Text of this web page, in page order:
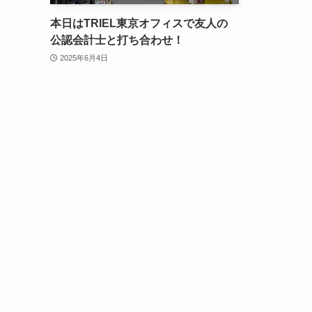
本日はTRIEL東京オフィスで友人の
公認会計士と打ち合わせ！
2025年6月4日